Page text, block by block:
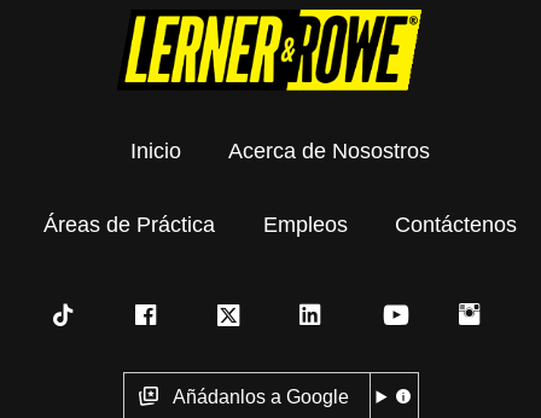
Inicio Acerca de Nosostros
Áreas de Práctica Empleos Contáctenos
Añádanlos a Google